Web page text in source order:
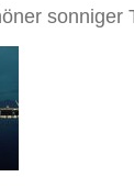
sonniger